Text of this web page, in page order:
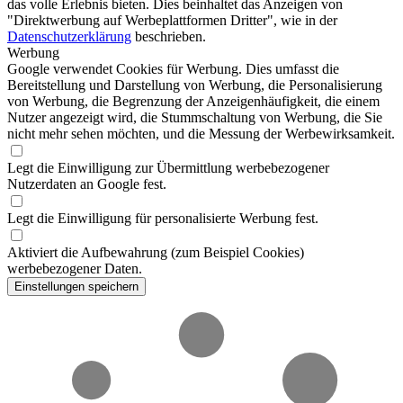
das volle Erlebnis bieten. Dies beinhaltet das Anzeigen von
"Direktwerbung auf Werbeplattformen Dritter", wie in der
Datenschutzerklärung beschrieben.
Werbung
Google verwendet Cookies für Werbung. Dies umfasst die
Bereitstellung und Darstellung von Werbung, die Personalisierung
von Werbung, die Begrenzung der Anzeigenhäufigkeit, die einem
Nutzer angezeigt wird, die Stummschaltung von Werbung, die Sie
nicht mehr sehen möchten, und die Messung der Werbewirksamkeit.
Legt die Einwilligung zur Übermittlung werbebezogener
Nutzerdaten an Google fest.
Legt die Einwilligung für personalisierte Werbung fest.
Aktiviert die Aufbewahrung (zum Beispiel Cookies)
werbebezogener Daten.
Einstellungen speichern